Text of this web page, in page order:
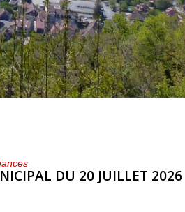
DU 20 JUILLET 2026